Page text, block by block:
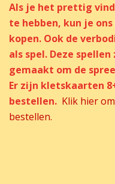
Als je het prettig
te hebben, kun je
kopen. Ook de
als spel. Deze
gemaakt om de
Er zijn kletskaarten
bestellen. Klik hier
bestellen.